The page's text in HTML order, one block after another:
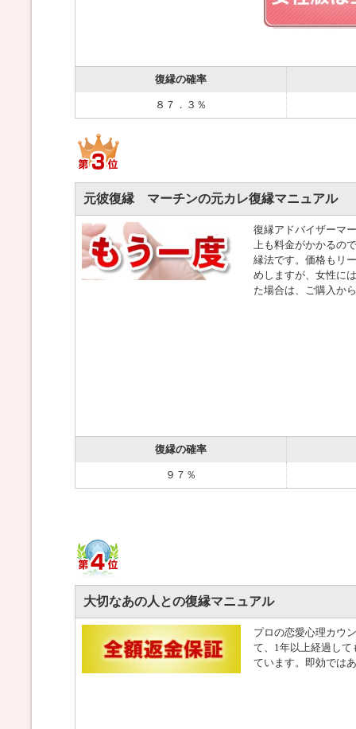
復縁の確率
８７．３％
元彼復縁 マーチンの元カレ復縁マニュアル
復縁アドバイザーマ
上も料金がかかるの
縁法です。価格もリ
めしますが、女性に
た場合は、ご購入か
復縁の確率
９７％
大切なあの人との復縁マニュアル
プロの恋愛心理カウ
て、1年以上経過し
ています。即効では